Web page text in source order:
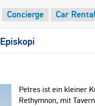
Concierge Car
Episkopi
Petres ist ein kleiner
Rethymnon, mit